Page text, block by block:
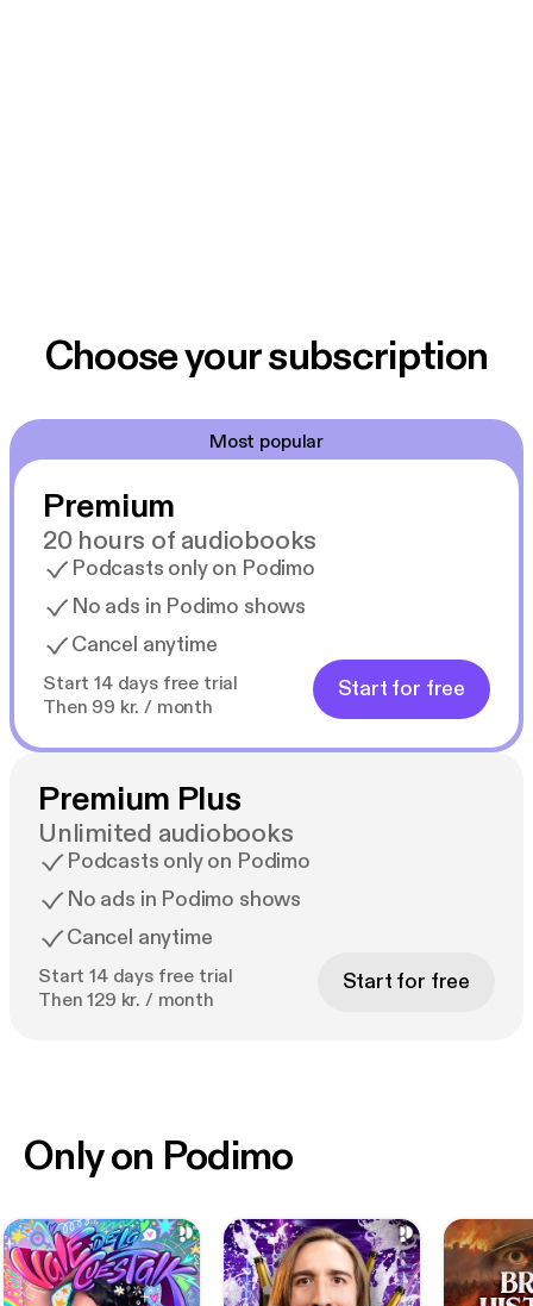
Choose your subscription
Most popular
Premium
20 hours of audiobooks
Podcasts only on Podimo
No ads in Podimo shows
Cancel anytime
Start 14 days free trial
Then 99 kr. / month
Start for free
Premium Plus
Unlimited audiobooks
Podcasts only on Podimo
No ads in Podimo shows
Cancel anytime
Start 14 days free trial
Then 129 kr. / month
Start for free
Only on Podimo